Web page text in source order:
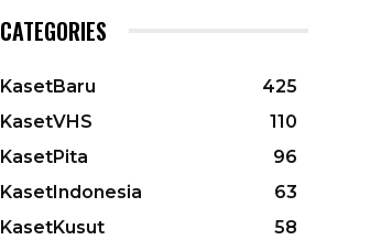
CATEGORIES
KasetBaru
425
KasetVHS
110
KasetPita
96
KasetIndonesia
63
KasetKusut
58